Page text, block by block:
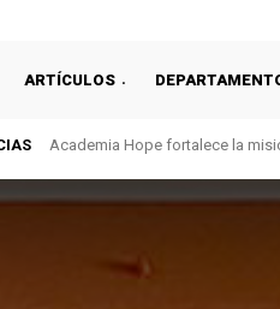
ARTÍCULOS
Academia Hope fortalece la